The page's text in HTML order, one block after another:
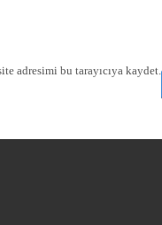
adresimi bu tarayıcıya kaydet.